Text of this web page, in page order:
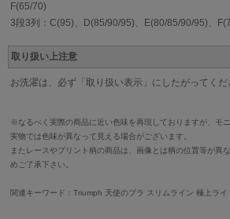
F(65/70)
3段3列：C(95)、D(85/90/95)、E(80/85/90/95)、
取り扱い上注意
お洗濯は、必ず「取り扱い表示」にしたがってくだ
※なるべく実際の商品に近い色味を再現しておりますが、モ
実物では色味が異なって見える場合がございます。
またレースやプリント柄の商品は、画像とは柄の位置等が異
めご了承下さい。
関連キーワード：Triumph 天使のブラ スリムライン 極上ライ